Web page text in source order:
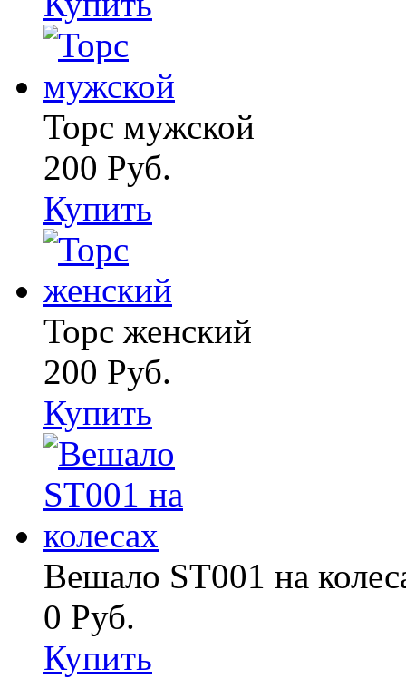
Торс мужской
200 Руб.
Купить
Торс женский
200 Руб.
Купить
Вешало ST001 на
0 Руб.
Купить